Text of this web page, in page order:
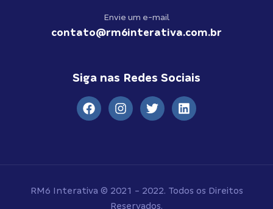
Envie um e-mail
contato@rm6interativa.com.br
Siga nas Redes Sociais
RM6 Interativa © 2021 - 2022. Todos os Direitos
Reservados.